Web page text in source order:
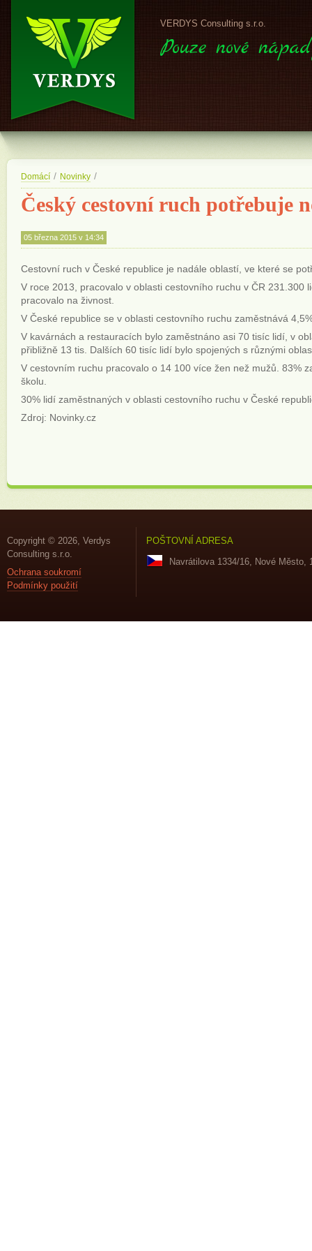
VERDYS Consulting s.r.o.
Pouze nové
Domácí / Novinky /
Český cestovní ruch potřebuje
05 března 2015 v 14:34
Cestovní ruch v České republice je nadále oblastí, ve které se
V roce 2013, pracovalo v oblasti cestovního ruchu v ČR
pracovalo na živnost.
V České republice se v oblasti cestovního ruchu zaměstnává
V kavárnách a restauracích bylo zaměstnáno asi 70 tisíc lidí, v
přibližně 13 tis. Dalších 60 tisíc lidí bylo spojených s různými
V cestovním ruchu pracovalo o 14 100 více žen než mužů. 83%
školu.
30% lidí zaměstnaných v oblasti cestovního ruchu v České
Zdroj: Novinky.cz
Copyright © 2026, Verdys
Consulting s.r.o.
Ochrana soukromí
Podmínky použití
POŠTOVNÍ ADRESA
Navrátilova 1334/16, Nové Město,